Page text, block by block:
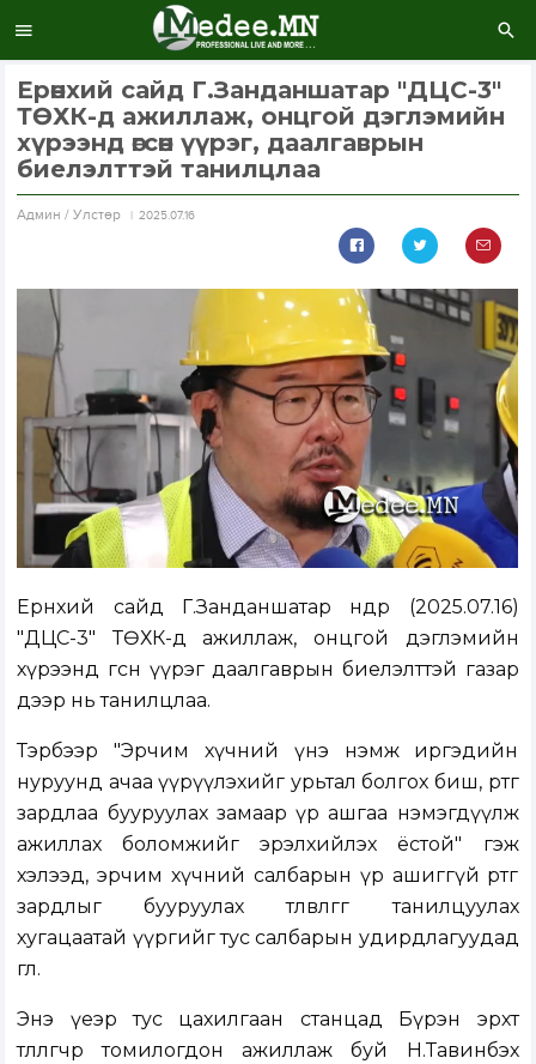
Ерөнхий сайд Г.Занданшатар "ДЦС-3"
ТӨХК-д ажиллаж, онцгой дэглэмийн
хүрээнд өгсөн үүрэг, даалгаврын
биелэлттэй танилцлаа
Aдмин / Улстөр 2025.07.16
Ерөнхий сайд Г.Занданшатар өнөөдөр (2025.07.16)
"ДЦС-3" ТӨХК-д ажиллаж, онцгой дэглэмийн
хүрээнд өгсөн үүрэг даалгаврын биелэлттэй газар
дээр нь танилцлаа.
Тэрбээр "Эрчим хүчний үнэ нэмж иргэдийн
нуруунд ачаа үүрүүлэхийг урьтал болгох биш, өртөг
зардлаа бууруулах замаар үр ашгаа нэмэгдүүлж
ажиллах боломжийг эрэлхийлэх ёстой" гэж
хэлээд, эрчим хүчний салбарын үр ашиггүй өртөг
зардлыг бууруулах төлөвлөгөөг танилцуулах
хугацаатай үүргийг тус салбарын удирдлагуудад
өглөө.
Энэ үеэр тус цахилгаан станцад Бүрэн эрхт
төлөөлөгчөөр томилогдон ажиллаж буй Н.Тавинбэх